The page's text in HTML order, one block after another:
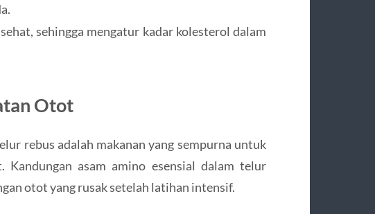
sehingga mengatur kadar kolesterol dalam
Otot
rebus adalah makanan yang sempurna untuk
Kandungan asam amino esensial dalam telur
otot yang rusak setelah latihan intensif.